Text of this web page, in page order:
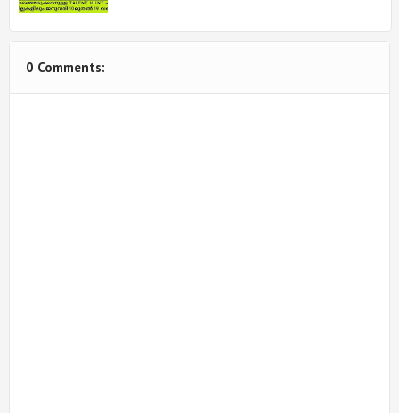
0 Comments: